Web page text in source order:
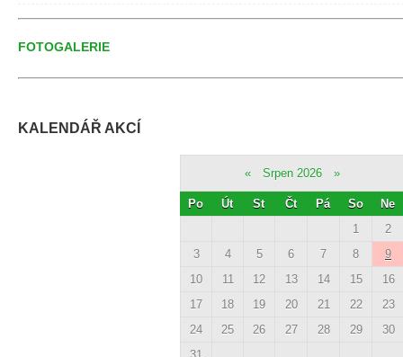
FOTOGALERIE
KALENDÁŘ AKCÍ
« Srpen 2026 »
Po Út St Čt Pá So
Ne
1
2
3
4 5 6 7 8
9
10
11 12 13 14 15
16
17
18 19 20 21 22
23
24
25 26 27 28 29
30